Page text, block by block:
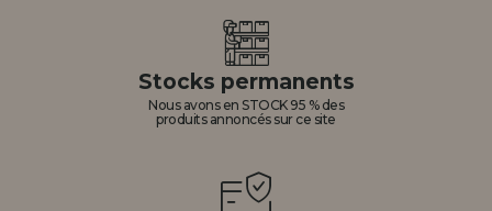
Stocks permanents
Nous avons en STOCK 95 % des
produits annoncés sur ce site